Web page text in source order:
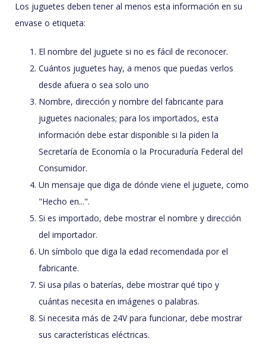
Los juguetes deben tener al menos esta información en su
envase o etiqueta:
El nombre del juguete si no es fácil de reconocer.
Cuántos juguetes hay, a menos que puedas verlos
desde afuera o sea solo uno
Nombre, dirección y nombre del fabricante para
juguetes nacionales; para los importados, esta
información debe estar disponible si la piden la
Secretaría de Economía o la Procuraduría Federal del
Consumidor.
Un mensaje que diga de dónde viene el juguete, como
"Hecho en...".
Si es importado, debe mostrar el nombre y dirección
del importador.
Un símbolo que diga la edad recomendada por el
fabricante.
Si usa pilas o baterías, debe mostrar qué tipo y
cuántas necesita en imágenes o palabras.
Si necesita más de 24V para funcionar, debe mostrar
sus características eléctricas.